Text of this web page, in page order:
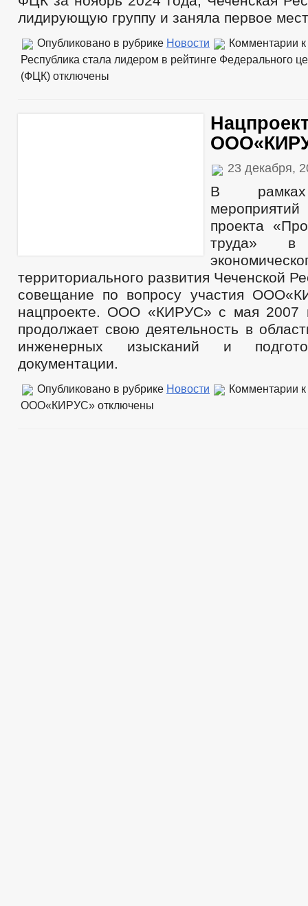
лидирующую группу и заняла первое
Опубликовано в рубрике Новости Комментарии
Республика стала лидером в рейтинге Федерального
(ФЦК) отключены
23 декабря,
В рамках
проекта
труда» в
территориального развития Чеченской
совещание по вопросу участия
нацпроекте. ООО «КИРУС» с мая 2007
продолжает свою деятельность в
инженерных изысканий и
документации.
Опубликовано в рубрике Новости Комментарии
ООО«КИРУС» отключены